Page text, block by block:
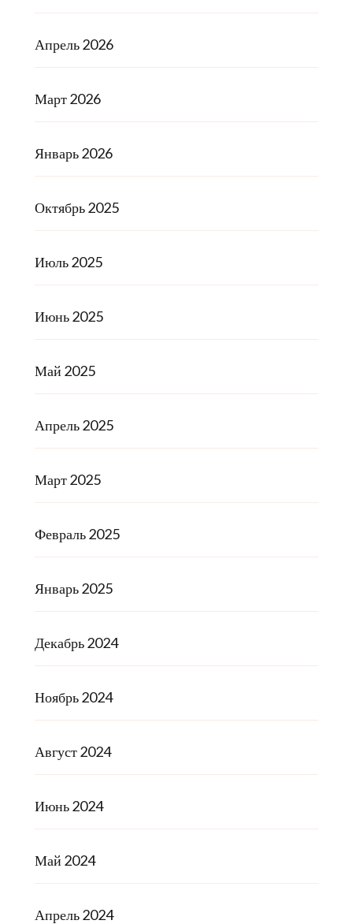
Апрель 2026
Март 2026
Январь 2026
Октябрь 2025
Июль 2025
Июнь 2025
Май 2025
Апрель 2025
Март 2025
Февраль 2025
Январь 2025
Декабрь 2024
Ноябрь 2024
Август 2024
Июнь 2024
Май 2024
Апрель 2024